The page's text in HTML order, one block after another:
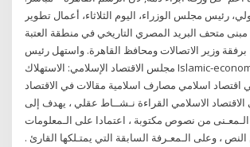
رئيس مجلس الوزراء، اليوم الثلاثاء، أعمال تطوير
مبنى متحف البريد المصري التاريخي في منطقة العتبة
وزير الاتصالات ومحافظ القاهرة. واستهل رئيس
مجلس الاقتصاد الإسلامي: الاستهلاك Islamic-economy- consumption
اقتصاد اسلامي مصارف اسلامية مقالات في الاقتصاد
الاسلامي القراءة نـشــاط عقلي ، يهدف إلى
من نصوص مكتوبة ، اعتمادا على الـمعلومات
، وعلى الـمعـرفة السابقة التي يمتـلكها القارئ .